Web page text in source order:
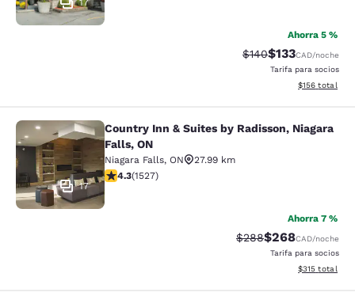
17
Ahorra 5 %
Precio tachado:
$140Precio con
$133CAD/noche
Tarifa para socios
Ver detalles
$156 total
Country Inn & Suites by Radisson,
17
Country Inn & Suites by Radisson, Niagara
Falls, ON
Niagara Falls, ON
27.99 km
calificación de 4.32 estrellas. Excelente. 1527 reseñas
4.3(1527)
Ahorra 7 %
Precio tachado:
$288Precio con
$268CAD/noche
Tarifa para socios
Ver detalles
$315 total